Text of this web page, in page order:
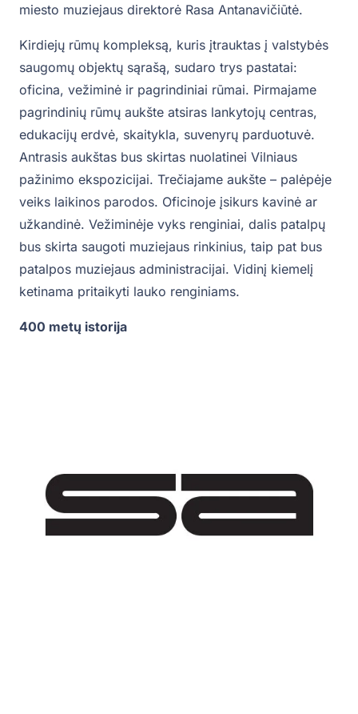
miesto muziejaus direktorė Rasa Antanavičiūtė.
Kirdiejų rūmų kompleksą, kuris įtrauktas į valstybės
saugomų objektų sąrašą, sudaro trys pastatai:
oficina, vežiminė ir pagrindiniai rūmai. Pirmajame
pagrindinių rūmų aukšte atsiras lankytojų centras,
edukacijų erdvė, skaitykla, suvenyrų parduotuvė.
Antrasis aukštas bus skirtas nuolatinei Vilniaus
pažinimo ekspozicijai. Trečiajame aukšte – palėpėje
veiks laikinos parodos. Oficinoje įsikurs kavinė ar
užkandinė. Vežiminėje vyks renginiai, dalis patalpų
bus skirta saugoti muziejaus rinkinius, taip pat bus
patalpos muziejaus administracijai. Vidinį kiemelį
ketinama pritaikyti lauko renginiams.
400 metų istorija